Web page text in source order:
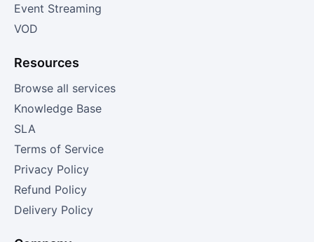
Event Streaming
VOD
Resources
Browse all services
Knowledge Base
SLA
Terms of Service
Privacy Policy
Refund Policy
Delivery Policy